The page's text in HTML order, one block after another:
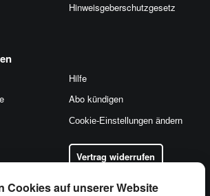
Cookies auf unserer Website
Hinweis­geber­schutz­gesetz
Hilfe
Abo kündigen
Cookie-Einstellungen ändern
Vertrag widerrufen